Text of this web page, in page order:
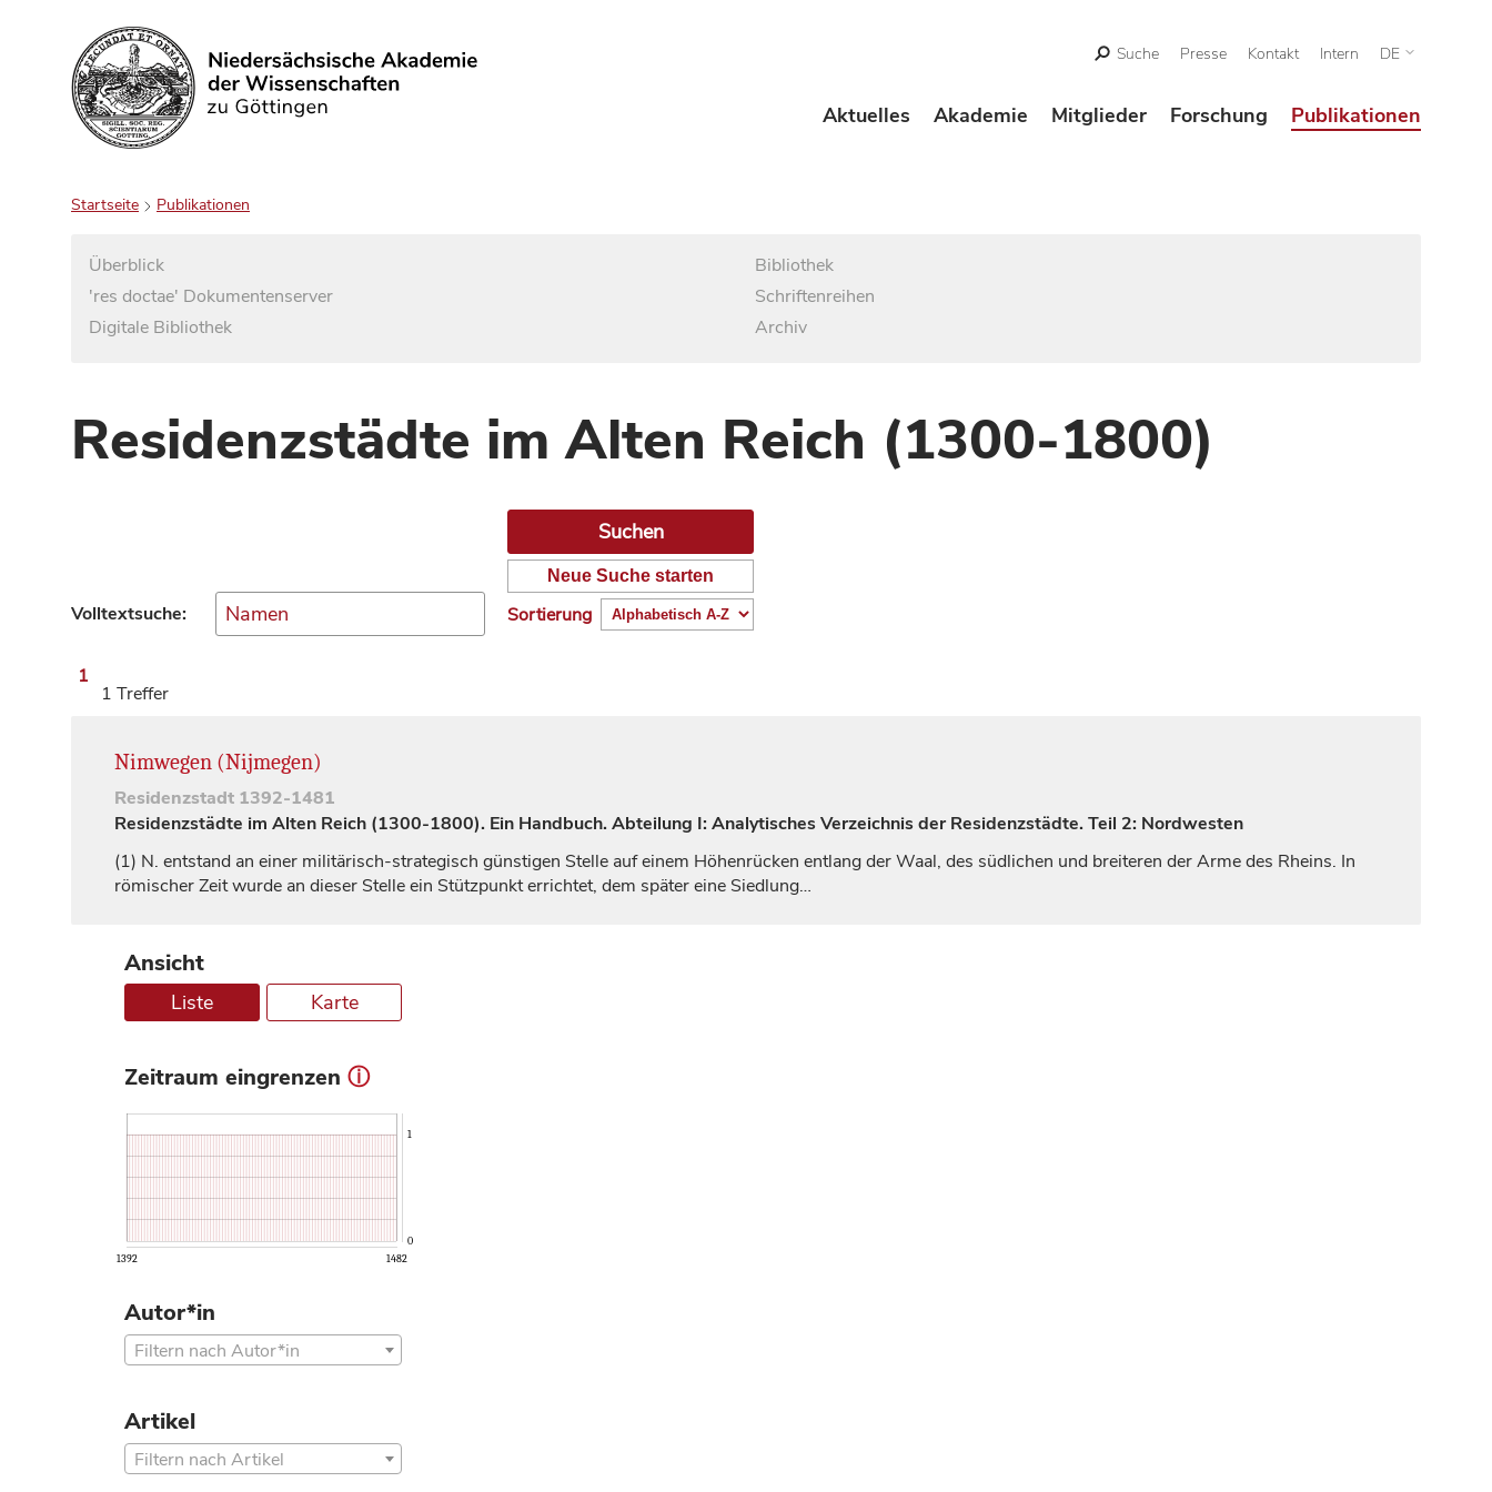
Suchen
Suche Presse Kontakt Intern DE
Aktuelles Akademie Mitglieder Forschung Publikationen
Startseite Publikationen
Überblick
'res doctae' Dokumentenserver
Digitale Bibliothek
Bibliothek
Schriftenreihen
Archiv
Residenzstädte im Alten Reich (1300-1800)
Volltextsuche:
Neue Suche starten
Sortierung
1
1 Treffer
Nimwegen (Nijmegen)
Residenzstadt 1392-1481
Residenzstädte im Alten Reich (1300-1800). Ein Handbuch. Abteilung I: Analytisches Verzeichnis der Residenzstädte. Teil 2: Nordwesten
(1) N. entstand an einer militärisch-strategisch günstigen Stelle auf einem Höhenrücken entlang der Waal, des südlichen und breiteren der Arme des Rheins. In
römischer Zeit wurde an dieser Stelle ein Stützpunkt errichtet, dem später eine Siedlung…
Ansicht
Liste Karte
Zeitraum eingrenzen ⓘ
1392 1482
0
1
Autor*in
Filtern nach Autor*in
Artikel
Filtern nach Artikel